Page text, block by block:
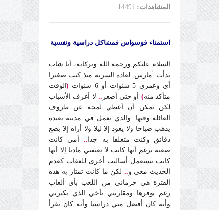
المشاهدات: 14491
استمناء فوسواس فمشاكل دراسية ونفسية
السلام عليكم ورحمة الله وبركاته، أنا شاب
بدأت أمارس العادة السرية منذ كنت صغيرا
أي وعمري 5 سنوات أو 6 سنوات
( الوقت
متأكد منه) أو حتى أصغر .. لا أعرف الأسباب
لكن يمكن أن أعطي لمحة عن ظروف
العائلة وقتها: والدي يعمل في مدينة بعيدة
يذهب صباحا ولا يعود إلا ليلا ولا أراه إلا بضع
دقائق وكنت متعلقا به جدا ..أمي كانت
صعبة برغم أنها كانت لا تعنفني ماديا إلا أنها
كانت تستعمل أساليب أخرى للعقاب كعدم
الحديث معي و.. لكن ما كانت تمتاز به هذه
الفترة هي حرماني من اللعب بأي ألعاب
رغم توفرها ومقارنتي بأخي الذي يكبرني
وأنه كان أفضل مني دراسيا وأنه كان يقرأ